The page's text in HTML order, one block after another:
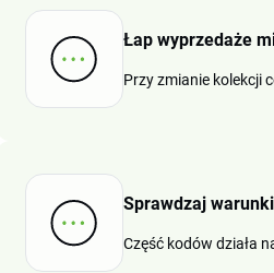
Łap wyprzedaże
Przy zmianie kolekcji
Sprawdzaj
Część kodów działa